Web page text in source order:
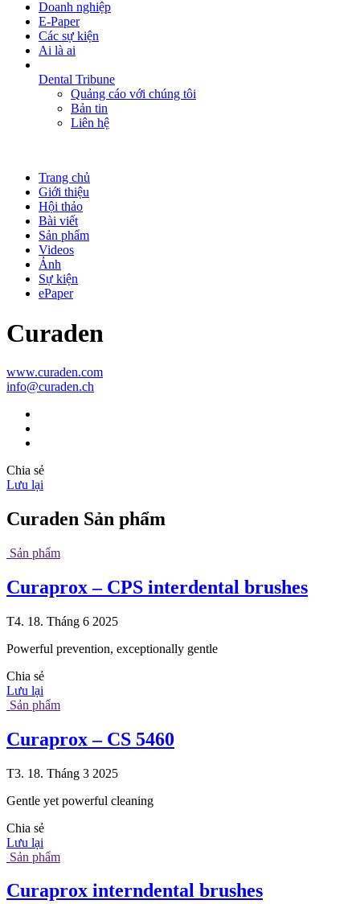
Doanh nghiệp
E-Paper
Các sự kiện
Ai là ai
Dental Tribune
Quảng cáo với chúng tôi
Bản tin
Liên hệ
Trang chủ
Giới thiệu
Hội thảo
Bài viết
Sản phẩm
Videos
Ảnh
Sự kiện
ePaper
Curaden
www.curaden.com
info@curaden.ch
Chia sẻ
Lưu lại
Curaden Sản phẩm
Sản phẩm
Curaprox – CPS interdental brushes
T4. 18. Tháng 6 2025
Powerful prevention, exceptionally gentle
Chia sẻ
Lưu lại
Sản phẩm
Curaprox – CS 5460
T3. 18. Tháng 3 2025
Gentle yet powerful cleaning
Chia sẻ
Lưu lại
Sản phẩm
Curaprox interndental brushes